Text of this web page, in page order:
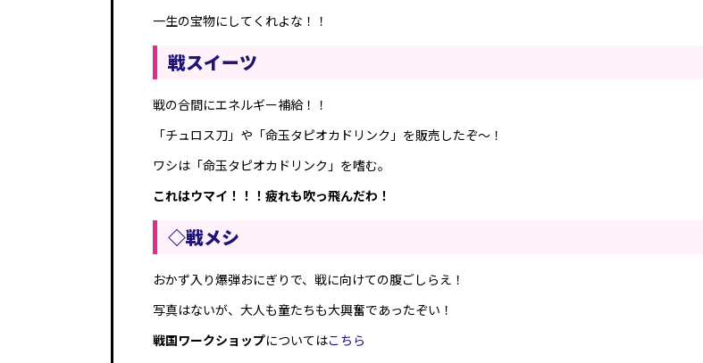
一生の宝物にしてくれよな！！
戦スイーツ
戦の合間にエネルギー補給！！
「チュロス刀」や「命玉タピオカドリンク」を販売したぞ〜！
ワシは「命玉タピオカドリンク」を嗜む。
これはウマイ！！！疲れも吹っ飛んだわ！
◇戦メシ
おかず入り爆弾おにぎりで、戦に向けての腹ごしらえ！
写真はないが、大人も童たちも大興奮であったぞい！
戦国ワークショップについてはこちら